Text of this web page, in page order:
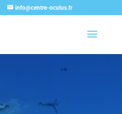
info@centre-oculus.fr